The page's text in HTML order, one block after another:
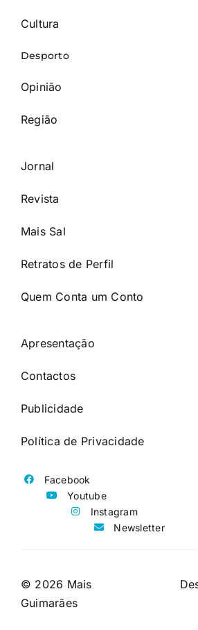
Cultura
Desporto
Opinião
Região
Jornal
Revista
Mais Sal
Retratos de Perfil
Quem Conta um Conto
Apresentação
Contactos
Publicidade
Política de Privacidade
Facebook
Youtube
Instagram
Newsletter
© 2026 Mais
Guimarães